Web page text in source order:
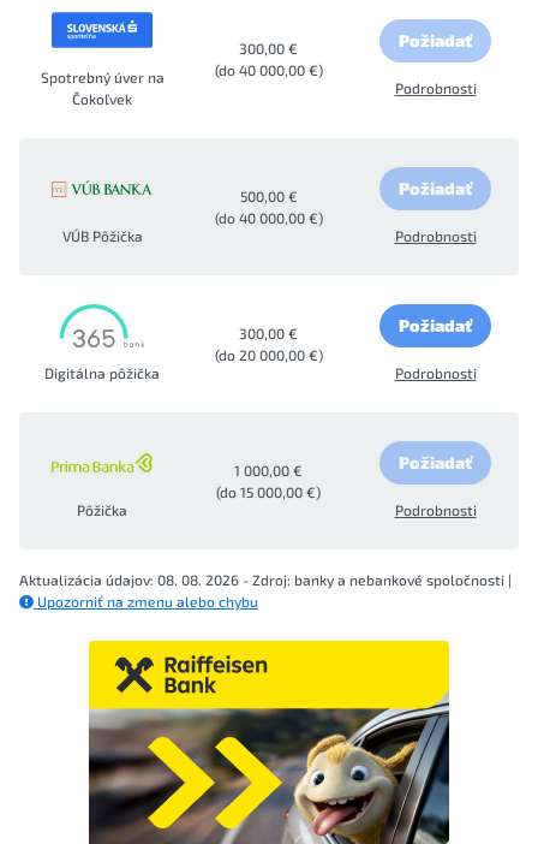
Spotrebný úver na
Čokoľvek
300,00 €
(do 40 000,00 €)
Požiadať
Podrobnosti
VÚB Pôžička
500,00 €
(do 40 000,00 €)
Požiadať
Podrobnosti
Digitálna pôžička
300,00 €
(do 20 000,00 €)
Požiadať
Podrobnosti
Pôžička
1 000,00 €
(do 15 000,00 €)
Požiadať
Podrobnosti
Aktualizácia údajov: 08. 08. 2026 - Zdroj: banky a nebankové spoločnosti |
Upozorniť na zmenu alebo chybu